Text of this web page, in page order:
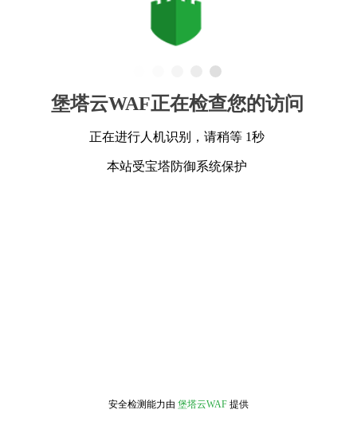
堡塔云WAF正在检查您的访问
正在进行人机识别，请稍等 1秒
本站受宝塔防御系统保护
安全检测能力由 堡塔云WAF 提供